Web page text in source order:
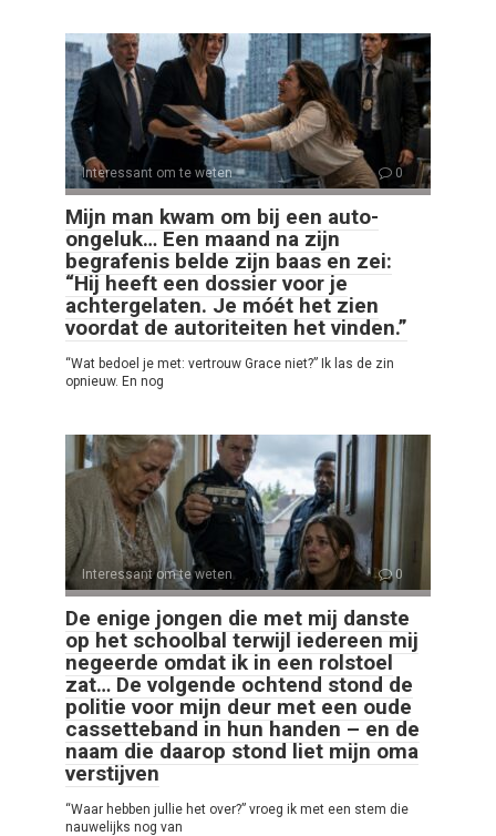
Interessant om te weten 0
Mijn man kwam om bij een auto-
ongeluk… Een maand na zijn
begrafenis belde zijn baas en zei:
“Hij heeft een dossier voor je
achtergelaten. Je móét het zien
voordat de autoriteiten het vinden.”
“Wat bedoel je met: vertrouw Grace niet?” Ik las de zin
opnieuw. En nog
Interessant om te weten 0
De enige jongen die met mij danste
op het schoolbal terwijl iedereen mij
negeerde omdat ik in een rolstoel
zat… De volgende ochtend stond de
politie voor mijn deur met een oude
cassetteband in hun handen – en de
naam die daarop stond liet mijn oma
verstijven
“Waar hebben jullie het over?” vroeg ik met een stem die
nauwelijks nog van